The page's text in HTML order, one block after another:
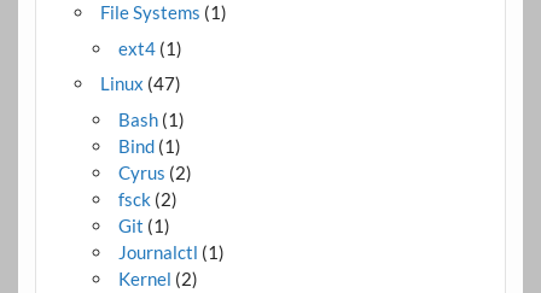
File Systems (1)
ext4 (1)
Linux (47)
Bash (1)
Bind (1)
Cyrus (2)
fsck (2)
Git (1)
Journalctl (1)
Kernel (2)